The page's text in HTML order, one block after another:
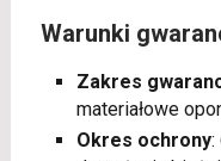
Warunki
Zakres
materiałowe
Okres ochrony: